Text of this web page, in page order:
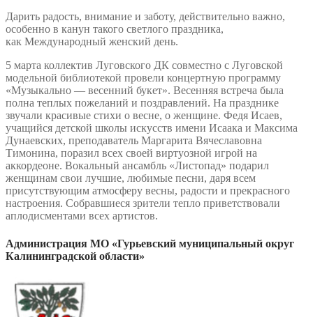
Дарить радость, внимание и заботу, действительно важно,
особенно в канун такого светлого праздника,
как Международный женский день.
5 марта коллектив Луговского ДК совместно с Луговской
модельной библиотекой провели концертную программу
«Музыкально — весенний букет». Весенняя встреча была
полна теплых пожеланий и поздравлений. На празднике
звучали красивые стихи о весне, о женщине. Федя Исаев,
учащийся детской школы искусств имени Исаака и Максима
Дунаевских, преподаватель Маргарита Вячеславовна
Тимонина, поразил всех своей виртуозной игрой на
аккордеоне. Вокальный ансамбль «Листопад» подарил
женщинам свои лучшие, любимые песни, даря всем
присутствующим атмосферу весны, радости и прекрасного
настроения. Собравшиеся зрители тепло приветствовали
аплодисментами всех артистов.
Администрация МО «Гурьевский муниципальный округ
Калининградской области»